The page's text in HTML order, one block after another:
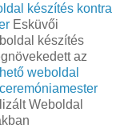
készítés kontra
Esküvői
készítés
az
weboldal
Weboldal